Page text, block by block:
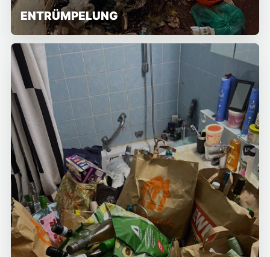
ENTRÜMPELUNG